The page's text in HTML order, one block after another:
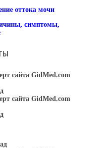
оттока мочи